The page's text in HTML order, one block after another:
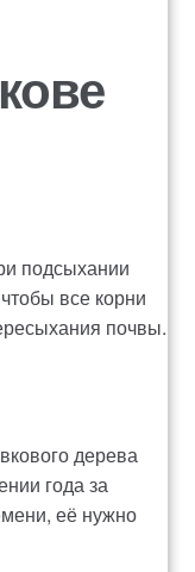
подсыхании
все корни
почвы.
дерева
года за
её нужно